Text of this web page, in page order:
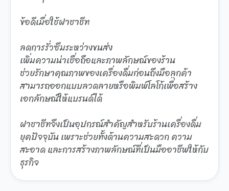
ข้อดีเมื่อใช้ฝาชาชีท
ลดการรั่วซึมระหว่างขนส่ง
เพิ่มความน่าเชื่อถือและภาพลักษณ์ของร้าน
ช่วยรักษาคุณภาพของเครื่องดื่มก่อนถึงมือลูกค้า
สามารถออกแบบลวดลายหรือพิมพ์โลโก้เพื่อสร้าง
เอกลักษณ์ให้แบรนด์ได้
ฝาชาชีทจึงเป็นอุปกรณ์สำคัญสำหรับร้านเครื่องดื่ม
ยุคปัจจุบัน เพราะช่วยทั้งด้านความสะดวก ความ
สะอาด และการสร้างภาพลักษณ์ที่เป็นมืออาชีพให้กับ
ธุรกิจ